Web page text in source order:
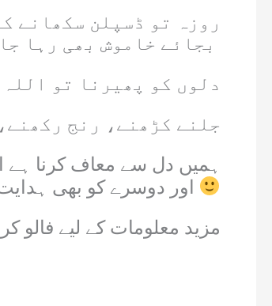
روزہ تو ڈسپلن سکھانے
دلوں کو پھیرنا تو
جلنے کڑھنے، رنج
مزید معلومات کے لیے فالو